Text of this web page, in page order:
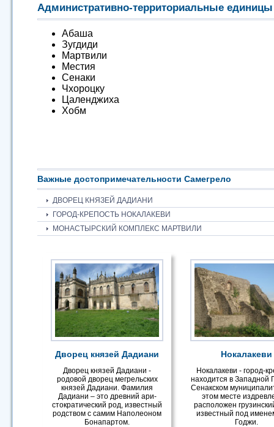
Административно-территориальные единицы
Абаша
Зугдиди
Мартвили
Местия
Сенаки
Чхороцку
Цаленджиха
Хобм
Важные достопримечательности Самегрело
ДВОРЕЦ КНЯЗЕЙ ДАДИАНИ
ГОРОД-КРЕПОСТЬ НОКАЛАКЕВИ
МОНАСТЫРСКИЙ КОМПЛЕКС МАРТВИЛИ
Дворец князей Дадиани
Дворец князей Дадиани -
родовой дворец мегрельских
князей Дадиани. Фамилия
Дадиани – это древний ари-
стократический род, известный
родством с самим Наполеоном
Бонапартом.
Нокалакеви
Нокалакеви - город-
находится в Западной
Сенакском
этом месте
расположен
известный под
Годжи.